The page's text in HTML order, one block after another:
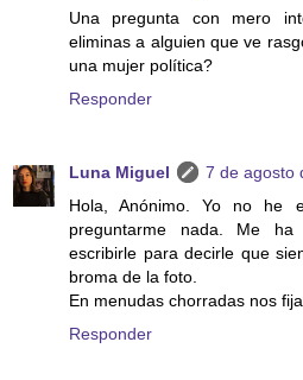
Una pregunta con mero
eliminas a alguien que ve
una mujer política?
Responder
Luna Miguel
7 de agosto
Hola, Anónimo. Yo no he
preguntarme nada. Me
escribirle para decirle que
broma de la foto.
En menudas chorradas nos
Responder